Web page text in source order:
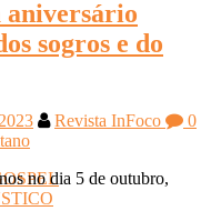
sogros e do
Revista InFoco
0
no dia 5 de outubro,